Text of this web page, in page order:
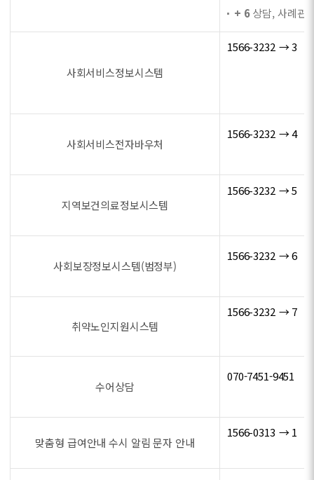
+ 6상담, 사례관
사회서비스정보시스템
1566-3232 → 3
사회서비스전자바우처
1566-3232 → 4
지역보건의료정보시스템
1566-3232 → 5
사회보장정보시스템(범정부)
1566-3232 → 6
취약노인지원시스템
1566-3232 → 7
수어상담
070-7451-9451
맞춤형 급여안내 수시 알림 문자 안내
1566-0313 → 1